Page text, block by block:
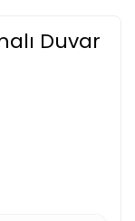
Duvar